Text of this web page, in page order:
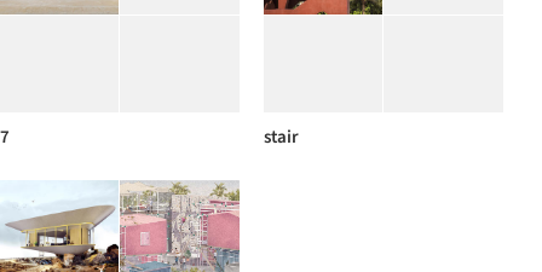
7 stair